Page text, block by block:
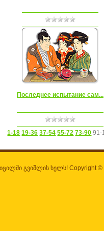
Последнее испытание сам...
1-18 19-36 37-54 55-72 73-90 91-
გვიშლის ხელს! Copyright ©